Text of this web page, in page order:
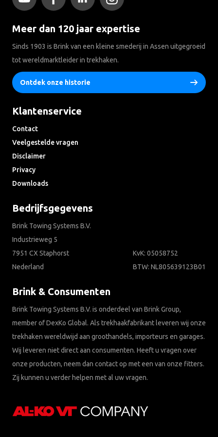
Meer dan 120 jaar expertise
Sinds 1903 is Brink van een kleine smederij in Assen uitgegroeid
tot wereldmarktleider in trekhaken.
Ontdek onze historie
Klantenservice
Contact
Veelgestelde vragen
Disclaimer
Privacy
Downloads
Bedrijfsgegevens
Brink Towing Systems B.V.
Industrieweg 5
7951 CX Staphorst
Nederland
KvK: 05058752
BTW: NL805639123B01
Brink & Consumenten
Brink Towing Systems B.V. is onderdeel van Brink Group,
member of DexKo Global. Als trekhaakfabrikant leveren wij onze
trekhaken wereldwijd aan groothandels, importeurs en garages.
Wij leveren niet direct aan consumenten. Heeft u vragen over
onze producten, neem dan contact op met een van onze fitters.
Zij kunnen u verder helpen met al uw vragen.